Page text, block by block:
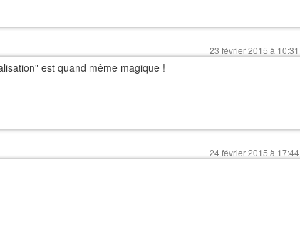
23 février 2015 à 10:31
est quand même magique !
24 février 2015 à 17:44